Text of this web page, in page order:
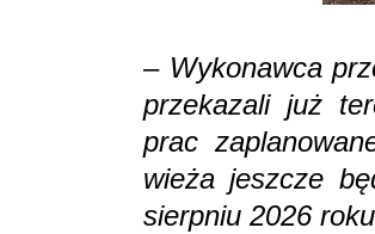
– Wykonawca
przekazali już
prac
wieża jeszcze
sierpniu 2026